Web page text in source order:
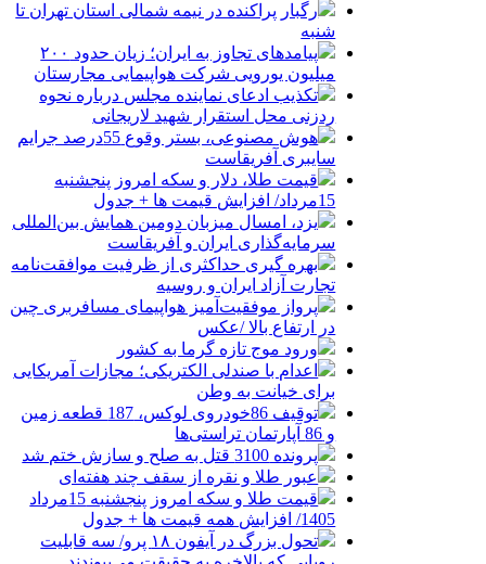
رگبار پراکنده در نیمه شمالی استان تهران تا
شنبه
پیامدهای تجاوز به ایران؛ زیان حدود ۲۰۰
میلیون یورویی شرکت هواپیمایی مجارستان
تکذیب ادعای نماینده مجلس درباره نحوه
ردزنی محل استقرار شهید لاریجانی
هوش مصنوعی، بستر وقوع 55درصد جرایم
سایبری آفریقاست
قیمت طلا، دلار و سکه امروز پنجشنبه
15مرداد/ افزایش قیمت ها + جدول
یزد، امسال میزبان دومین همایش بین‌المللی
سرمایه‌گذاری ایران و آفریقاست
بهره گیری حداکثری از ظرفیت موافقت‌نامه
تجارت آزاد ایران و روسیه
پرواز موفقیت‌آمیز هواپیمای مسافربری چین
در ارتفاع بالا /عکس
ورود موج تازه گرما به کشور
اعدام با صندلی الکتریکی؛ مجازات آمریکایی
برای خیانت به وطن
توقیف 86خودروی لوکس، 187 قطعه زمین
و 86 آپارتمان تراستی‌ها
پرونده 3100 قتل به صلح و سازش ختم شد
عبور طلا و نقره از سقف چند هفته‌ای
قیمت طلا و سکه امروز پنجشنبه 15مرداد
1405/ افزایش همه قیمت ها + جدول
تحول بزرگ در آیفون ۱۸ پرو/ سه قابلیت